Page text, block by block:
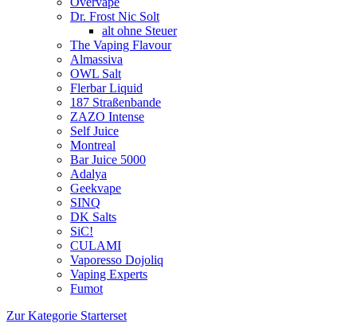
Dr. Frost Nic Solt
alt ohne Steuer
The Vaping Flavour
Almassiva
OWL Salt
Flerbar Liquid
187 Straßenbande
ZAZO Intense
Self Juice
Montreal
Bar Juice 5000
Adalya
Geekvape
SINQ
DK Salts
SiC!
CULAMI
Vaporesso Dojoliq
Vaping Experts
Fumot
Zur Kategorie Starterset